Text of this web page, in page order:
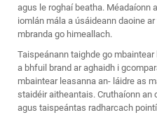
agus le roghaí beatha. Méadaíonn
iomlán mála a úsáideann daoine
mbranda go himeallach.
Taispeánann taighde go
a bhfuil brand ar aghaidh i
mbaintear leasanna an- láidre as
staidéir aitheantais. Cruthaíonn
agus taispeántas radharcach